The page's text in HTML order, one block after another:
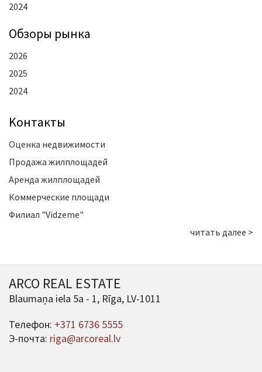
2024
Oбзоры рынка
2026
2025
2024
Kонтакты
Оценка недвижимости
Продажа жилплощадей
Аренда жилплощадей
Коммерческие площади
Филиал "Vidzeme"
читать далее >
ARCO REAL ESTATE
Blaumaņa iela 5a - 1, Rīga, LV-1011
Телефон: +371 6736 5555
Э-почта: riga@arcoreal.lv